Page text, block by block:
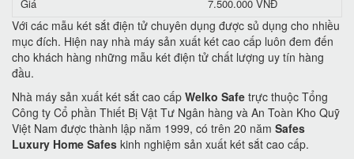
Giá
7.500.000 VNĐ
Với các mẫu két sắt điện tử chuyên dụng được sủ dụng cho nhiều
mục đích. Hiện nay nhà máy sản xuất két cao cấp luôn đem đến
cho khách hàng những mẫu két điện tử chất lượng uy tín hàng
đầu.
Nhà máy sản xuất két sắt cao cấp Welko Safe trực thuộc Tổng
Công ty Cổ phần Thiết Bị Vật Tư Ngân hàng và An Toàn Kho Quỹ
Việt Nam được thành lập năm 1999, có trên 20 năm Safes
Luxury Home Safes kinh nghiệm sản xuất két sắt cao cấp.